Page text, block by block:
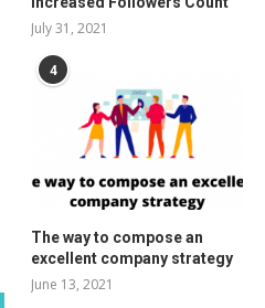
July 31, 2021
4
The way to compose an
excellent company strategy
June 13, 2021